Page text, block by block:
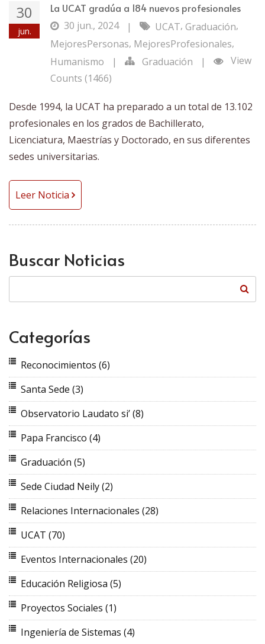
30
jun.
La UCAT gradúa a 184 nuevos profesionales
30 jun., 2024
| UCAT, Graduación,
MejoresPersonas, MejoresProfesionales,
Humanismo
| Graduación |
View
Counts (1466)
Desde 1994, la UCAT ha preparado a un total de 13.102
profesionales en los grados de Bachillerato,
Licenciatura, Maestrías y Doctorado, en sus diferentes
sedes universitarias.
Leer Noticia
Buscar Noticias
Categorías
Reconocimientos (6)
Santa Sede (3)
Observatorio Laudato si’(8)
Papa Francisco (4)
Graduación (5)
Sede Ciudad Neily(2)
Relaciones Internacionales (28)
UCAT (70)
Eventos Internacionales (20)
Educación Religiosa (5)
Proyectos Sociales (1)
Ingeniería de Sistemas (4)